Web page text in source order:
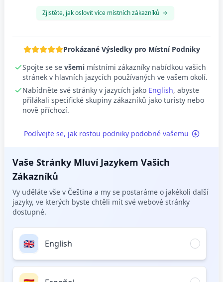
Zjistěte, jak oslovit více místních zákazníků
Prokázané Výsledky pro Místní Podniky
Spojte se se všemi místními zákazníky nabídkou vašich
stránek v hlavních jazycích používaných ve vašem okolí.
Nabídněte své stránky v jazycích jako English, abyste
přilákali specifické skupiny zákazníků jako turisty nebo
nově příchozí.
Podívejte se, jak rostou podniky podobné vašemu
Vaše Stránky Mluví Jazykem Vašich
Zákazníků
Vy uděláte vše v Čeština a my se postaráme o jakékoli další
jazyky, ve kterých byste chtěli mít své webové stránky
dostupné.
🇬🇧 English